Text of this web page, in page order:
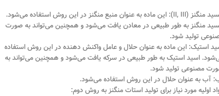
اکسید منگنز (II, III): این ماده به عنوان منبع منگنز در این روش استفاده می‌شود.
منگنز به طور طبیعی در معادن یافت می‌شود و همچنین می‌تواند به صورت
تولید شود.
استیک: این ماده به عنوان حلال و عامل واکنش دهنده در این روش استفاده
اسید استیک به طور طبیعی در سرکه یافت می‌شود و همچنین می‌تواند به
مصنوعی تولید شود.
آب به عنوان حلال در این روش استفاده می‌شود.
اولیه مورد نیاز برای تولید استات منگنز به روش دوم: